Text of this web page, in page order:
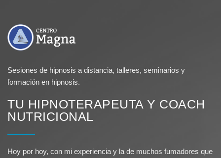
Sesiones de hipnosis a distancia, talleres, seminarios y
formación en hipnosis.
TU HIPNOTERAPEUTA Y COACH
NUTRICIONAL
Hoy por hoy, con mi experiencia y la de muchos fumadores que